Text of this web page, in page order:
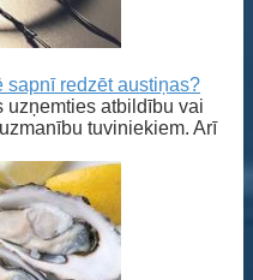
sapnī redzēt austiņas?
uzņemties atbildību vai
tuviniekiem. Arī